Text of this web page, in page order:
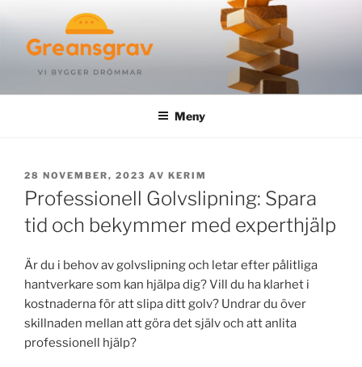
innehåll
GREANSGRAV.SE
Meny
PUBLICERAT
28 NOVEMBER, 2023 AV KERIM
Professionell Golvslipning: Spara
tid och bekymmer med experthjälp
Är du i behov av golvslipning och letar efter pålitliga
hantverkare som kan hjälpa dig? Vill du ha klarhet i
kostnaderna för att slipa ditt golv? Undrar du över
skillnaden mellan att göra det själv och att anlita
professionell hjälp?